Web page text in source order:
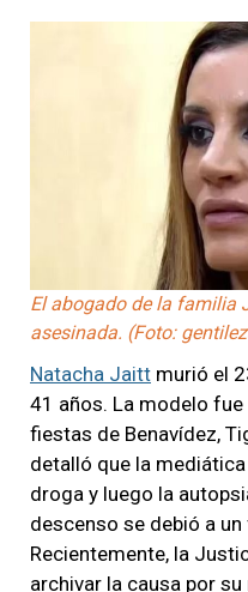
El abogado de la familia
asesinada. (Foto:
Natacha Jaitt murió el
41 años. La modelo
fiestas de Benavídez,
detalló que la
droga y luego la
descenso se debió a
Recientemente, la
archivar la causa por su